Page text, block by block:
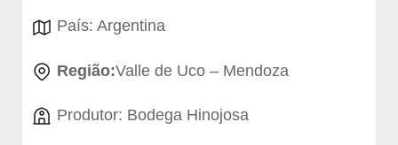
País: Argentina
Região:Valle de Uco – Mendoza
Produtor: Bodega Hinojosa